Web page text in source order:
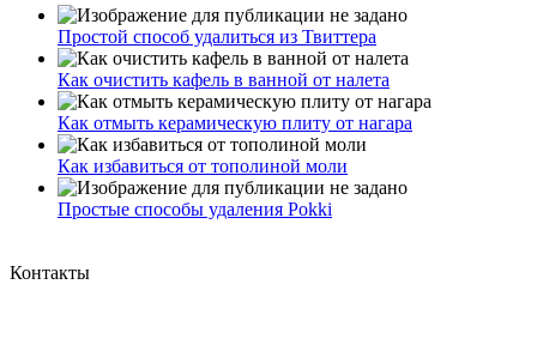
Простой способ удалиться из Твиттера
Как очистить кафель в ванной от налета
Как отмыть керамическую плиту от нагара
Как избавиться от тополиной моли
Простые способы удаления Pokki
Контакты